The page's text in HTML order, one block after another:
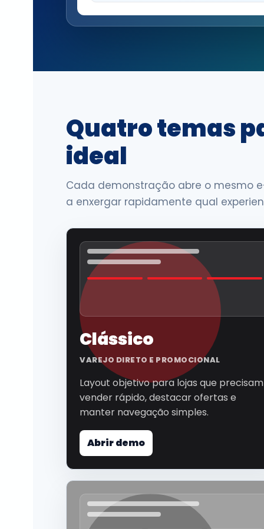
Quatro temas
ideal
Cada demonstração abre o mesmo
a enxergar rapidamente qual
Clássico
VAREJO DIRETO E PROMOCIONAL
Layout objetivo para lojas que precisam
vender rápido, destacar ofertas e
manter navegação simples.
Abrir demo